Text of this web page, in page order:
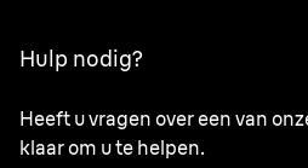
Hulp nodig?
Heeft u vragen over een van
klaar om u te helpen.